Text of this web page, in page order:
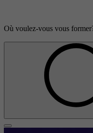
Où voulez-vous vous